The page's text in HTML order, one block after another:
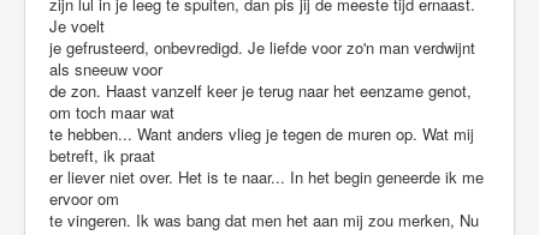
Je voelt
je gefrusteerd, onbevredigd. Je liefde voor zo'n man verdwijnt
als sneeuw voor
de zon. Haast vanzelf keer je terug naar het eenzame genot,
om toch maar wat
te hebben... Want anders vlieg je tegen de muren op. Wat mij
betreft, ik praat
er liever niet over. Het is te naar... In het begin geneerde ik me
ervoor om
te vingeren. Ik was bang dat men het aan mij zou merken, Nu